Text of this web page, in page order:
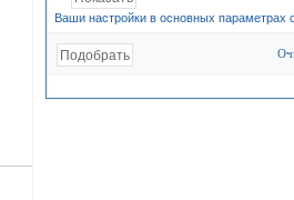
Ваши настройки в основных параметрах